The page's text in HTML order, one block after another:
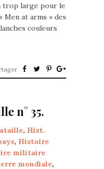
trop large pour le
at arms » des
couleurs
n° 35.
, Hist.
, Histoire
militaire
mondiale,